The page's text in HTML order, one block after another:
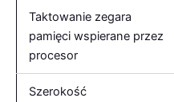
Taktowanie zegara
pamięci wspierane przez
procesor
Szerokość